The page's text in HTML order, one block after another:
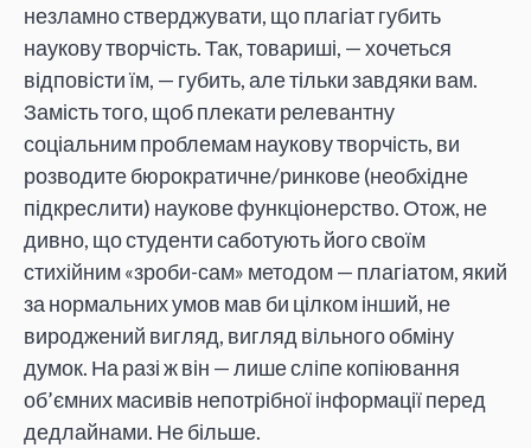
незламно стверджувати, що плагіат губить
наукову творчість. Так, товариші, — хочеться
відповісти їм, — губить, але тільки завдяки вам.
Замість того, щоб плекати релевантну
соціальним проблемам наукову творчість, ви
розводите бюрократичне/ринкове (необхідне
підкреслити) наукове функціонерство. Отож, не
дивно, що студенти саботують його своїм
стихійним «зроби-сам» методом — плагіатом, який
за нормальних умов мав би цілком інший, не
вироджений вигляд, вигляд вільного обміну
думок. На разі ж він — лише сліпе копіювання
об’ємних масивів непотрібної інформації перед
дедлайнами. Не більше.